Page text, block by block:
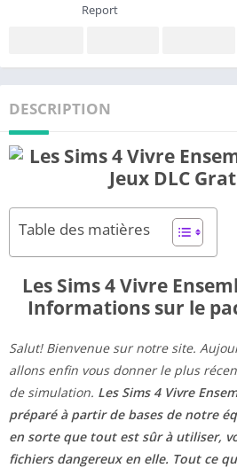
Report
DESCRIPTION
Table des matières
Les Sims 4 Vivre
Informations sur le
Salut! Bienvenue sur notre site.
allons enfin vous donner le plus
de simulation. Les Sims 4 Vivre
préparé à partir de bases de notre
en sorte que tout est sûr à utiliser,
fichiers dangereux en elle. Tout ce